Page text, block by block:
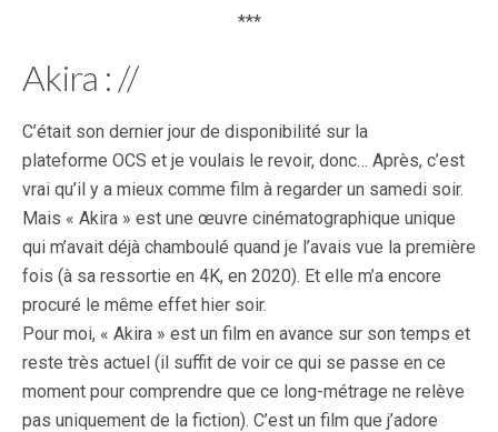
***
Akira : //
C’était son dernier jour de disponibilité sur la
plateforme OCS et je voulais le revoir, donc… Après, c’est
vrai qu’il y a mieux comme film à regarder un samedi soir.
Mais « Akira » est une œuvre cinématographique unique
qui m’avait déjà chamboulé quand je l’avais vue la première
fois (à sa ressortie en 4K, en 2020). Et elle m’a encore
procuré le même effet hier soir.
Pour moi, « Akira » est un film en avance sur son temps et
reste très actuel (il suffit de voir ce qui se passe en ce
moment pour comprendre que ce long-métrage ne relève
pas uniquement de la fiction). C’est un film que j’adore